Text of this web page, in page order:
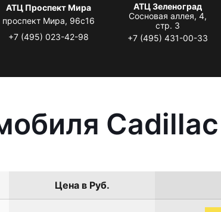
АТЦ Проспект Мира
проспект Мира, 96с16
+7 (495) 023-42-98
АТЦ Зеленоград
Сосновая аллея, 4,
стр. 3
+7 (495) 431-00-33
Цена в Руб.